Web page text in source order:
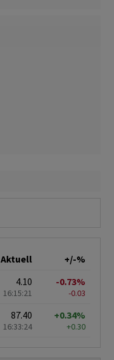
Aktuell
+/-%
4.10
16:15:21
-0.73%
-0.03
87.40
16:33:24
+0.34%
+0.30